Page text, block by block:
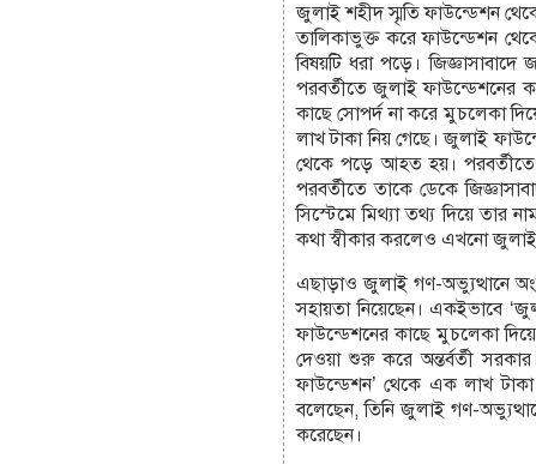
জুলাই শহীদ স্মৃতি ফাউন্ডেশন
তালিকাভুক্ত করে ফাউন্ডেশন
বিষয়টি ধরা পড়ে।
পরবর্তীতে জুলাই ফাউন্ডেশনের
কাছে সোপর্দ না করে মুচলেকা
লাখ টাকা নিয় গেছে। জুলাই
থেকে পড়ে আহত হয়।
পরবর্তীতে তাকে ডেকে
সিস্টেমে মিথ্যা তথ্য দিয়ে তার
কথা স্বীকার করলেও এখনো জুলাই
এছাড়াও জুলাই গণ-অভ্যুত্থানে অংশ
সহায়তা নিয়েছেন। একইভাবে
ফাউন্ডেশনের কাছে মুচলেকা
দেওয়া শুরু করে অন্তর্বর্তী
ফাউন্ডেশন’ থেকে এক লাখ টাকা
বলেছেন, তিনি জুলাই গণ-
করেছেন।